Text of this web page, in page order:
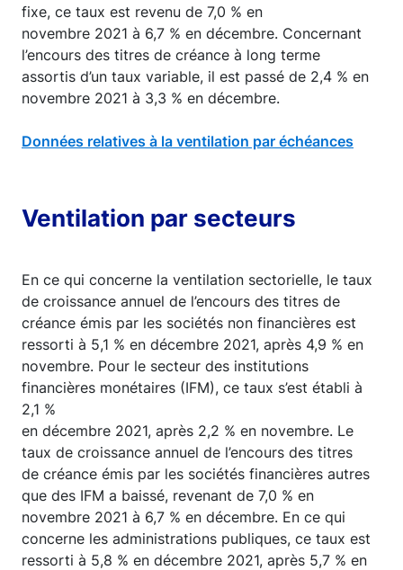
fixe, ce taux est revenu de 7,0 % en
novembre 2021 à 6,7 % en décembre. Concernant
l’encours des titres de créance à long terme
assortis d’un taux variable, il est passé de 2,4 % en
novembre 2021 à 3,3 % en décembre.
Données relatives à la ventilation par échéances
Ventilation par secteurs
En ce qui concerne la ventilation sectorielle, le taux
de croissance annuel de l’encours des titres de
créance émis par les sociétés non financières est
ressorti à 5,1 % en décembre 2021, après 4,9 % en
novembre. Pour le secteur des institutions
financières monétaires (IFM), ce taux s’est établi à
2,1 %
en décembre 2021, après 2,2 % en novembre. Le
taux de croissance annuel de l’encours des titres
de créance émis par les sociétés financières autres
que des IFM a baissé, revenant de 7,0 % en
novembre 2021 à 6,7 % en décembre. En ce qui
concerne les administrations publiques, ce taux est
ressorti à 5,8 % en décembre 2021, après 5,7 % en